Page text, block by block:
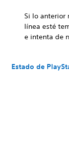
Si lo anterior
línea esté
e intenta de
Estado de